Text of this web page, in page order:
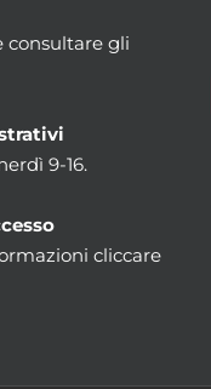
consultare gli
9-16.
cliccare